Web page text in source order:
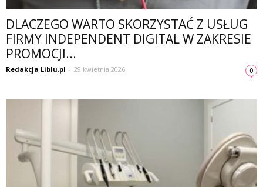
DLACZEGO WARTO SKORZYSTAĆ Z USŁUG
FIRMY INDEPENDENT DIGITAL W ZAKRESIE
PROMOCJI...
Redakcja Liblu.pl - 29 kwietnia 2026 0